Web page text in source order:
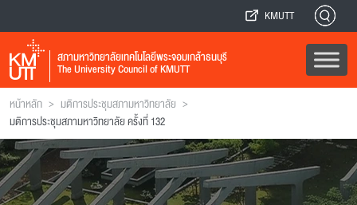
KMUTT
สภามหาวิทยาลัยเทคโนโลยีพระจอมเกล้าธนบุรี
The University Council of KMUTT
หน้าหลัก > มติการประชุมสภามหาวิทยาลัย >
มติการประชุมสภามหาวิทยาลัย ครั้งที่ 132